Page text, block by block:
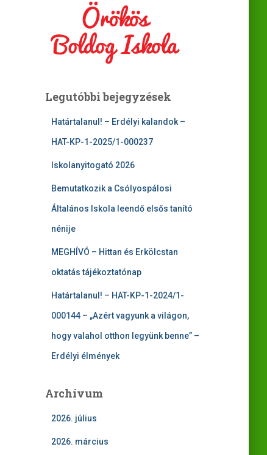
Legutóbbi bejegyzések
Határtalanul! – Erdélyi kalandok –
HAT-KP-1-2025/1-000237
Iskolanyitogató 2026
Bemutatkozik a Csólyospálosi
Általános Iskola leendő elsős tanító
nénije
MEGHÍVÓ – Hittan és Erkölcstan
oktatás tájékoztatónap
Határtalanul! – HAT-KP-1-2024/1-
000144 – „Azért vagyunk a világon,
hogy valahol otthon legyünk benne” –
Erdélyi élmények
Archívum
2026. július
2026. március